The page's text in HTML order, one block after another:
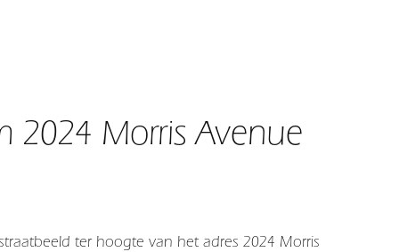
2024 Morris Avenue
ter hoogte van het adres 2024 Morris